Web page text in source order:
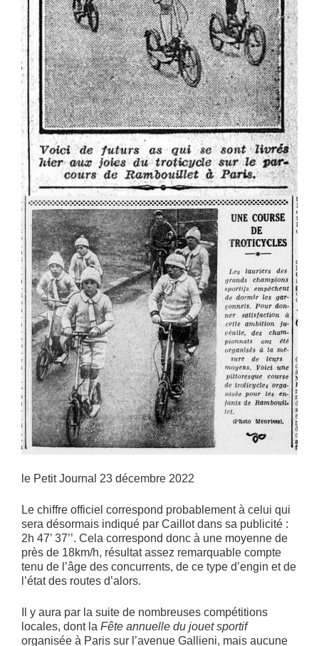
le Petit Journal 23 décembre 2022
Le chiffre officiel correspond probablement à celui qui
sera désormais indiqué par Caillot dans sa publicité :
2h 47’ 37’’. Cela correspond donc à une moyenne de
près de 18km/h, résultat assez remarquable compte
tenu de l’âge des concurrents, de ce type d’engin et de
l’état des routes d’alors.
Il y aura par la suite de nombreuses compétitions
locales, dont la Fête annuelle du jouet sportif
organisée à Paris sur l’avenue Gallieni, mais aucune